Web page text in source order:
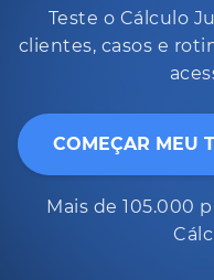
Teste o Cálculo
clientes, casos e
COMEÇAR MEU
Mais de 105.000